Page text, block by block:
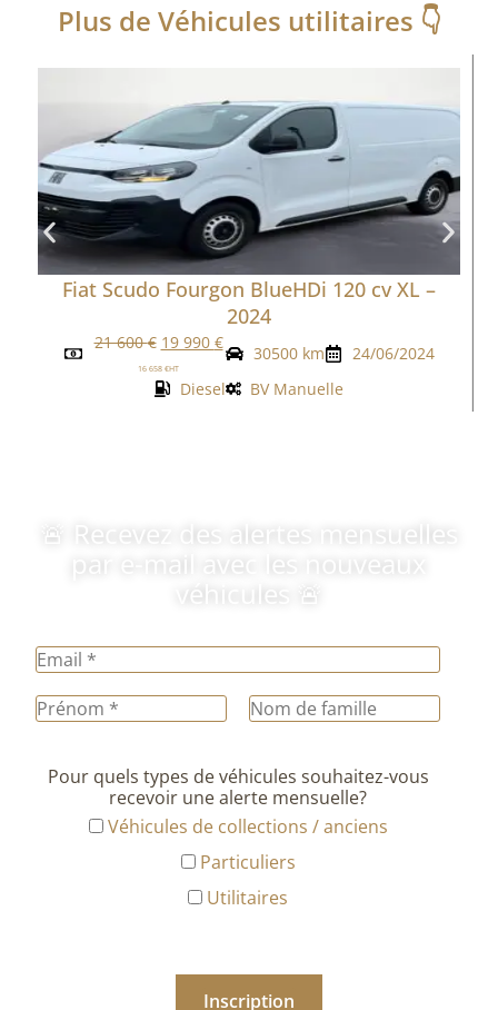
Plus de Véhicules utilitaires 👇
Fiat Scudo Fourgon BlueHDi 120 cv XL –
2024
21 600€ 19 990 €
16 658 €HT
30500 km
24/06/2024
Diesel
BV Manuelle
🚨 Recevez des alertes mensuelles
par e-mail avec les nouveaux
véhicules 🚨
Pour quels types de véhicules souhaitez-vous
recevoir une alerte mensuelle?
Véhicules de collections / anciens
Particuliers
Utilitaires